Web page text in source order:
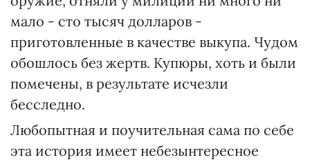
мало - сто тысяч долларов -
приготовленные в качестве выкупа. Чудом
обошлось без жертв. Купюры, хоть и были
помечены, в результате исчезли
бесследно.
Любопытная и поучительная сама по себе
эта история имеет небезынтересное